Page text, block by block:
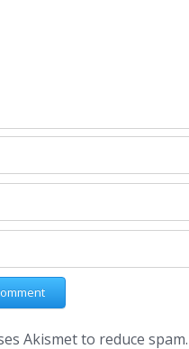
Akismet to reduce spam.